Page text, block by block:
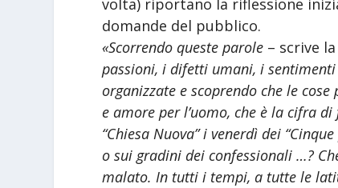
volta) riportano la riflessione
domande del pubblico.
«Scorrendo queste parole – scrive
passioni, i difetti umani, i
organizzate e scoprendo che le
e amore per l’uomo, che è la cifra
“Chiesa Nuova” i venerdì dei
o sui gradini dei confessionali …?
malato. In tutti i tempi, a tutte le